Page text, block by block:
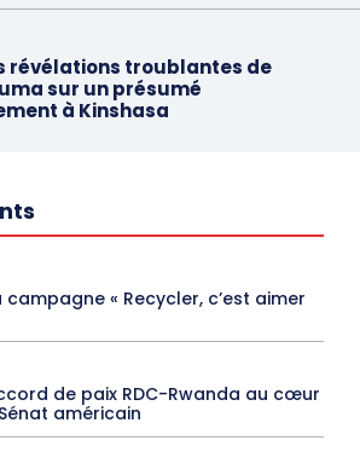
révélations troublantes de
sur un présumé
à Kinshasa
« Recycler, c’est aimer
de paix RDC-Rwanda au cœur
américain